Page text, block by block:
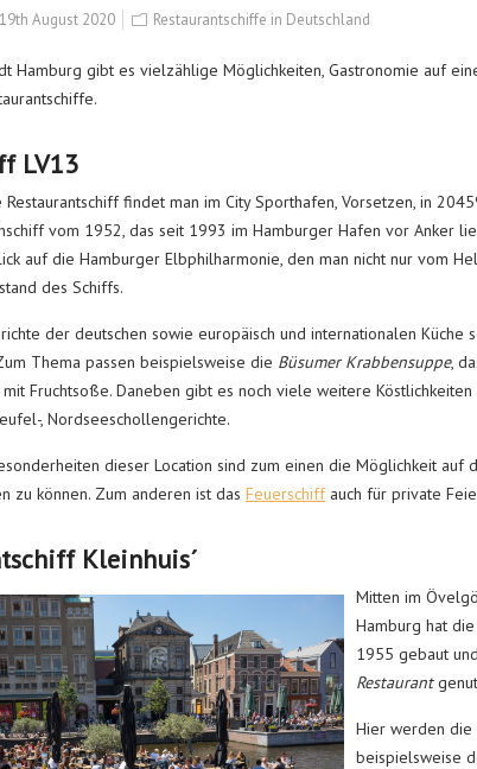
19th August 2020 Restaurantschiffe in Deutschland
Hamburg gibt es vielzählige Möglichkeiten, Gastronomie auf
LV13
findet man im City Sporthafen, Vorsetzen, in
vom 1952, das seit 1993 im Hamburger Hafen vor Anker
auf die Hamburger Elbphilharmonie, den man nicht nur vom
des Schiffs.
der deutschen sowie europäisch und internationalen
Thema passen beispielsweise die Büsumer Krabbensuppe,
Fruchtsoße. Daneben gibt es noch viele weitere
, Nordseeschollengerichte.
dieser Location sind zum einen die Möglichkeit auf
zu können. Zum anderen ist das Feuerschiffauch für private
Kleinhuis´
Mitten im
Hamburg hat
1955 gebaut
Restaurant
Hier werden die
beispielsweise